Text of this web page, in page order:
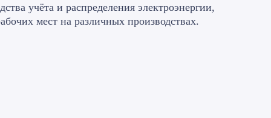
учёта и распределения электроэнергии,
мест на различных производствах.